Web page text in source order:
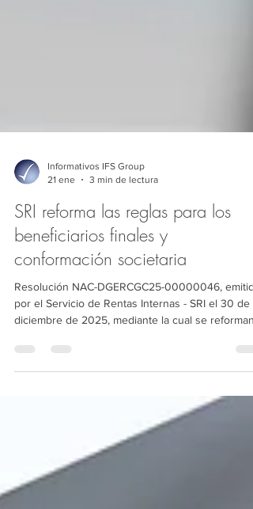
SRI reforma las reglas para los
beneficiarios finales y
conformación societaria
Resolución NAC-DGERCGC25-00000046, emitida
por el Servicio de Rentas Internas - SRI el 30 de
NAC‑DGERCGC24‑00000033. Estas reformas
Reporte de Beneficiarios Finales y Composición
Societaria (REBEFICS), incorporando nuevos
supuestos aplicables a fideicomisos estatales y a
organizaciones del régimen de la Economía
Popular y Solidaria (LOEPS).